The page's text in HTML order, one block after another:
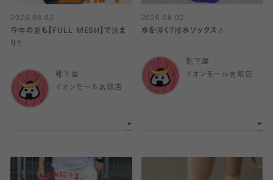
2026.08.02
今年の夏も【FULL MESH】で決ま
り️‼️
靴下屋
イオンモール名取店
2026.08.02
水を弾く⁉️撥水ソックス💧
靴下屋
イオンモール名取店